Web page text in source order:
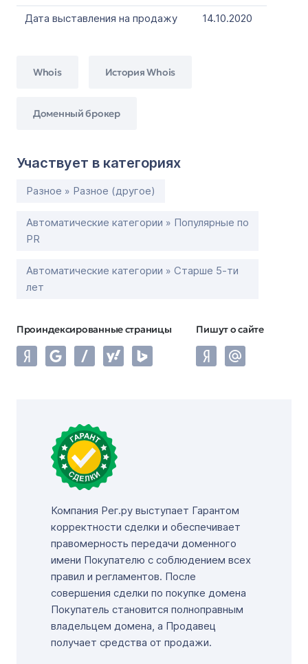
Дата выставления на продажу
14.10.2020
Whois История Whois
Доменный брокер
Участвует в категориях
Разное » Разное (другое)
Автоматические категории » Популярные по
PR
Автоматические категории » Старше 5-ти
лет
Проиндексированные страницы Пишут о сайте
Компания Рег.ру выступает Гарантом
корректности сделки и обеспечивает
правомерность передачи доменного
имени Покупателю с соблюдением всех
правил и регламентов. После
совершения сделки по покупке домена
Покупатель становится полноправным
владельцем домена, а Продавец
получает средства от продажи.